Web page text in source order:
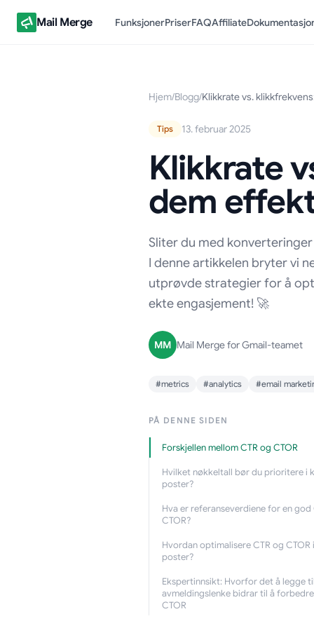
Mail Merge FunksjonerPriserFAQAffiliate
Hjem/Blogg/Klikkrate vs.
Tips 13. februar 2025
Klikkrate
dem
Sliter du med
I denne artikkelen bryter vi
utprøvde strategier for å
ekte engasjement! 🚀
MM Mail Merge for Gmail-teamet
#metrics #analytics #email
PÅ DENNE SIDEN
Forskjellen mellom CTR og CTOR
Hvilket nøkkeltall bør du prioritere i
poster?
Hva er referanseverdiene for en god
CTOR?
Hvordan optimalisere CTR og CTOR
poster?
Ekspertinnsikt: Hvorfor det å legge
avmeldingslenke bidrar til å
CTOR